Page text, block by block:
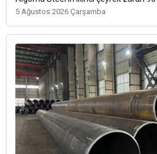
5 Ağustos 2026 Çarşamba